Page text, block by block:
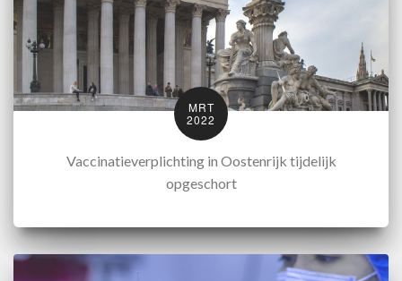
MRT
2022
Vaccinatieverplichting in Oostenrijk tijdelijk
opgeschort